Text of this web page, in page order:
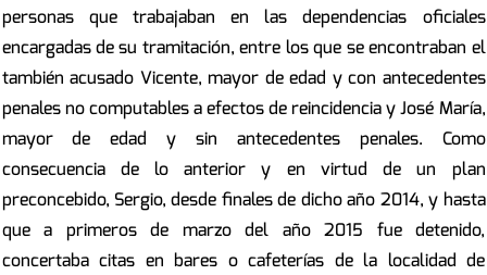
personas que trabajaban en las dependencias oficiales
encargadas de su tramitación, entre los que se encontraban el
también acusado Vicente, mayor de edad y con antecedentes
penales no computables a efectos de reincidencia y José María,
mayor de edad y sin antecedentes penales. Como
consecuencia de lo anterior y en virtud de un plan
preconcebido, Sergio, desde finales de dicho año 2014, y hasta
que a primeros de marzo del año 2015 fue detenido,
concertaba citas en bares o cafeterías de la localidad de